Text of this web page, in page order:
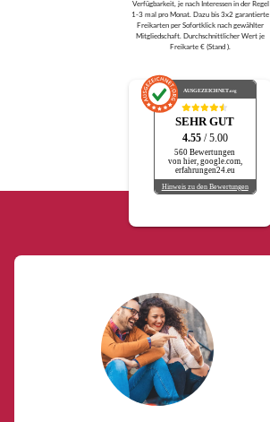
Verfügbarkeit, je nach Interessen in der Regel
1-3 mal pro Monat. Dazu bis 3x2 garantierte
Freikarten per Sofortklick nach gewählter
Mitgliedschaft. Durchschnittlicher Wert je
Freikarte € (Stand ).
AUSGEZEICHNET.org
SEHR GUT
4.55 / 5.00
560 Bewertungen
von hier, google.com,
erfahrungen24.eu
Hinweis zu den Bewertungen